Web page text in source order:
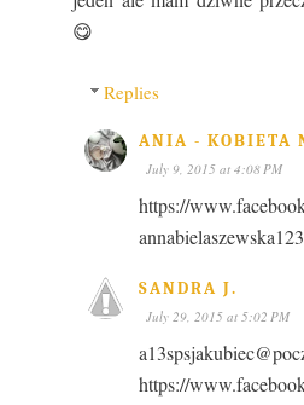
😋
Replies
ANIA - KOBIETA
July 9, 2015 at 4:08 PM
https://
SANDRA J.
July 29, 2015 at 5:02 PM
https://